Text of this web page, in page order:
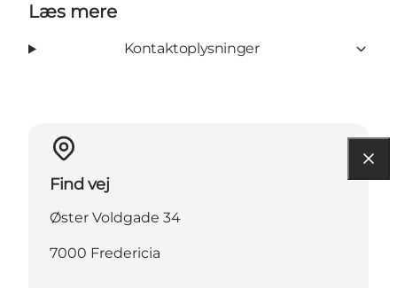
Læs mere
Kontaktoplysninger
Find vej
Øster Voldgade 34
7000 Fredericia